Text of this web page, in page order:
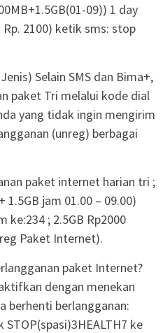
09)) 1 day
2100) ketik sms: stop
Selain SMS dan Bima+,
paket Tri melalui kode dial
yang tidak ingin mengirim
(unreg) berbagai
paket internet harian tri ;
1.5GB jam 01.00 – 09.00)
ke:234 ; 2.5GB Rp2000
Paket Internet).
paket Internet?
dengan menekan
berhenti berlangganan:
ke